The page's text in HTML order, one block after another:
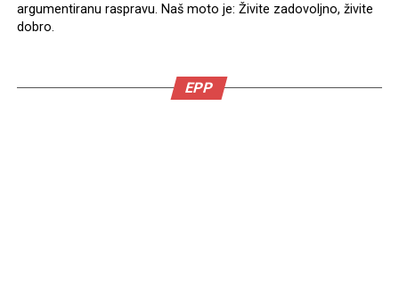
argumentiranu raspravu. Naš moto je: Živite zadovoljno, živite
dobro.
EPP